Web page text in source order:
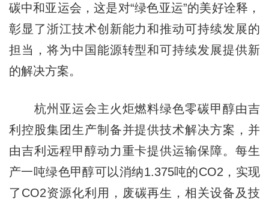
碳中和亚运会，这是对“绿色亚运”的美好诠释，
彰显了浙江技术创新能力和推动可持续发展的
担当，将为中国能源转型和可持续发展提供新
的解决方案。
杭州亚运会主火炬燃料绿色零碳甲醇由吉
利控股集团生产制备并提供技术解决方案，并
由吉利远程甲醇动力重卡提供运输保障。每生
产一吨绿色甲醇可以消纳1.375吨的CO2，实现
了CO2资源化利用，废碳再生，相关设备及技